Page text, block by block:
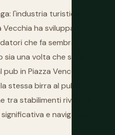
l'industria turistica nelle
ha sviluppato un
che fa sembrare la
una volta che si capisce
in Piazza Venceslao
birra al pub due
tra stabilimenti rivolti ai
e navigabile con